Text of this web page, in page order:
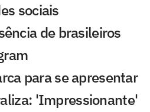
sociais
de brasileiros
para se apresentar
'Impressionante'